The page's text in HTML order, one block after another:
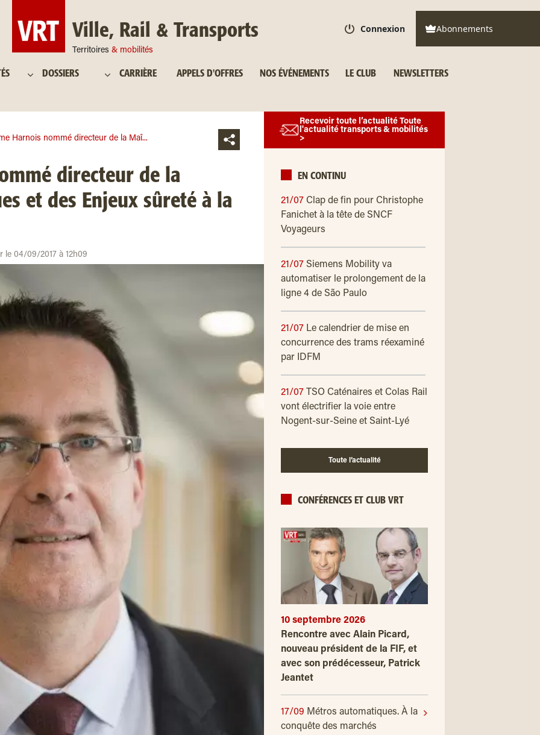
Ville, Rail & Transports
Territoires & mobilités
Connexion Abonnements
DOSSIERS CARRIÈRE APPELS D'OFFRES NOS ÉVÉNEMENTS LE CLUB NEWSLETTERS
Harnois nommé directeur de la Maî...
directeur de la
et des Enjeux sûreté à la
le 04/09/2017 à 12h09
Recevoir toute l’actualité Toute
l'actualité transports & mobilités
>
EN CONTINU
21/07 Clap de fin pour Christophe
Fanichet à la tête de SNCF
Voyageurs
21/07 Siemens Mobility va
automatiser le prolongement de la
ligne 4 de São Paulo
21/07 Le calendrier de mise en
concurrence des trams réexaminé
par IDFM
21/07
TSO Caténaires et Colas Rail
vont électrifier la voie entre
Nogent-sur-Seine et Saint-Lyé
Toute l’actualité
CONFÉRENCES ET CLUB VRT
10 septembre 2026
Rencontre avec Alain Picard,
nouveau président de la FIF, et
avec son prédécesseur, Patrick
Jeantet
17/09 Métros automatiques. À la
conquête des marchés